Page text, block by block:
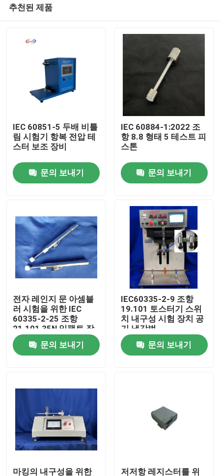
제품
우리에 대하여
품질 관리
연락주세요
IEC 시험 장비
의학 테스팅 장비
진입 보호 시험 장비
추천된 제품
IEC 60851-5 두배 비틀
림 시험기 항복 전압 테
스터 보조 장비
문의 보내기
IEC 60884-1:2022 조
항 8.8 형태 5 테스트 피
스톤
문의 보내기
전자 레인지 문 아셈블
러 시험을 위한 IEC
60335-2-25 조항
21.101 35N 임팩트 장
치와 65N 임팩트 장치
문의 보내기
IEC60335-2-9 조항
19.101 토스터기 스위
치 내구성 시험 장치 공
기 냉각법
문의 보내기
마킹의 내구성을 위한 저저항 레지스터를 위